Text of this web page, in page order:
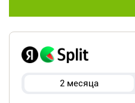
2 месяца